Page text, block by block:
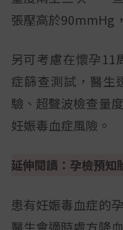
張壓高於90mmHg
另可考慮在懷孕11
症篩查測試，醫生
驗、超聲波檢查量
妊娠毒血症風險。
延伸閱讀：孕檢預知
患有妊娠毒血症的